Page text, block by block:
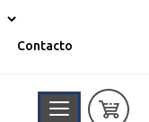
Contacto